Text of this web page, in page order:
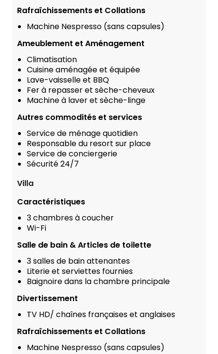
Rafraîchissements et Collations
Machine Nespresso (sans capsules)
Ameublement et Aménagement
Climatisation
Cuisine aménagée et équipée
Lave-vaisselle et BBQ
Fer à repasser et sèche-cheveux
Machine à laver et sèche-linge
Autres commodités et services
Service de ménage quotidien
Responsable du resort sur place
Service de conciergerie
Sécurité 24/7
Villa
Caractéristiques
3 chambres à coucher
Wi-Fi
Salle de bain & Articles de toilette
3 salles de bain attenantes
Literie et serviettes fournies
Baignoire dans la chambre principale
Divertissement
TV HD/ chaînes françaises et anglaises
Rafraîchissements et Collations
Machine Nespresso (sans capsules)